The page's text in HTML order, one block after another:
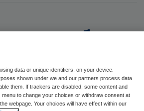
treedt
data or unique identifiers, on your device.
shown under we and our partners process data
them. If trackers are disabled, some content and
to change your choices or withdraw consent at
webpage. Your choices will have effect within our